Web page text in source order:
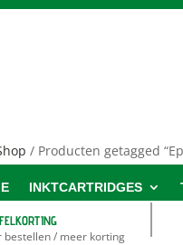
INKTCARTRIDGES
bestellen / meer korting
/ Producten getagged